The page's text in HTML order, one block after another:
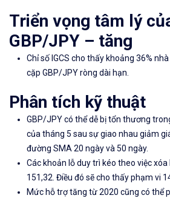
Triển vọng tâm lý
GBP/JPY – tăng
Chỉ số IGCS cho thấy khoảng 36%
cặp GBP/JPY ròng dài hạn.
Phân tích kỹ thuật
GBP/JPY có thể dễ bị tổn thương
của tháng 5 sau sự giao nhau giảm
đường SMA 20 ngày và 50 ngày.
Các khoản lỗ duy trì kéo theo việc
151,32. Điều đó sẽ cho thấy phạm vi
Mức hỗ trợ tăng từ 2020 cũng có thể